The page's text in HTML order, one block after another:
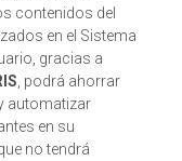
contenidos del
en el Sistema
gracias a
, podrá ahorrar
automatizar
en su
no tendrá